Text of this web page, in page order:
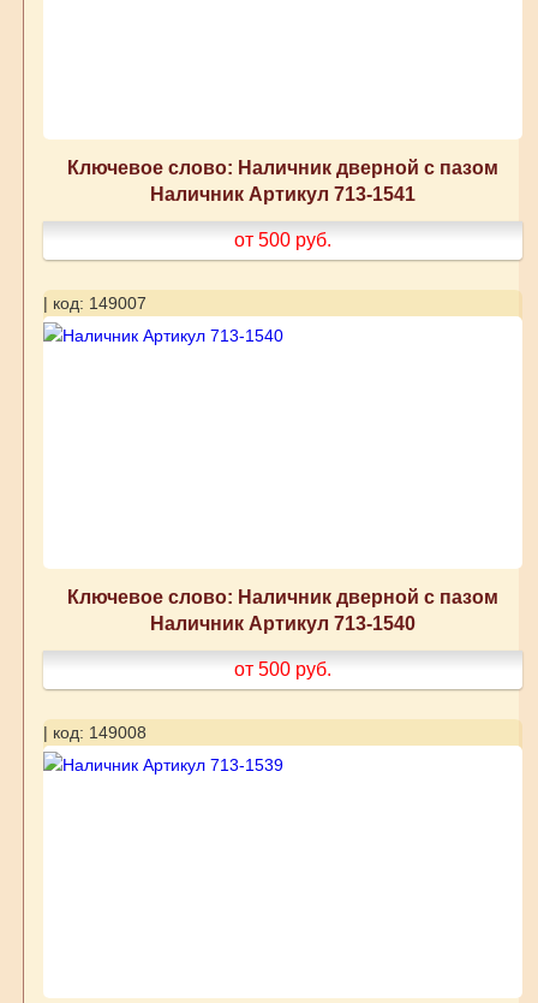
Ключевое слово: Наличник дверной с пазом
Наличник Артикул 713-1541
от 500 руб.
| код: 149007
Ключевое слово: Наличник дверной с пазом
Наличник Артикул 713-1540
от 500 руб.
| код: 149008